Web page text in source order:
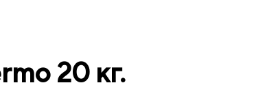
20 кг.